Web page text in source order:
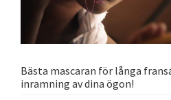
Bästa mascaran för långa
inramning av dina ögon!